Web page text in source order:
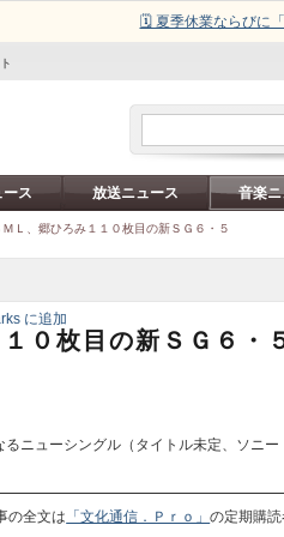
🗓️ 夏季休業ならびに
ス 放送ニュース 音楽
ＭＬ、郷ひろみ１１０枚目の新ＳＧ６・５
０枚目の新ＳＧ６・
ニューシングル（タイトル未定、ソニ
の全文は 「文化通信．Ｐｒｏ」の定期購